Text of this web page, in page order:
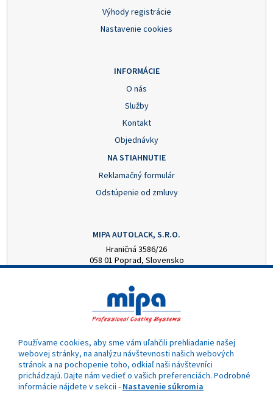
Výhody registrácie
Nastavenie cookies
INFORMÁCIE
O nás
Služby
Kontakt
Objednávky
NA STIAHNUTIE
Reklamačný formulár
Odstúpenie od zmluvy
MIPA AUTOLACK, S.R.O.
Hraničná 3586/26
058 01 Poprad, Slovensko
mipa@autolack.sk
OTVÁRACIE HODINY
Pondelok - Piatok: 8:00 - 16:00 hod.
Používame cookies, aby sme vám uľahčili prehliadanie našej
webovej stránky, na analýzu návštevnosti našich webových
stránok a na pochopenie toho, odkiaľ naši návštevníci
prichádzajú. Dajte nám vedieť o vašich preferenciách. Podrobné
informácie nájdete v sekcii - Nastavenie súkromia